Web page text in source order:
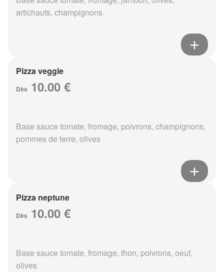
artichauts, champignons
Pizza veggie
Dès 10.00 €
Base sauce tomate, fromage, poivrons, champignons,
pommes de terre, olives
Pizza neptune
Dès 10.00 €
Base sauce tomate, fromage, thon, poivrons, oeuf,
olives